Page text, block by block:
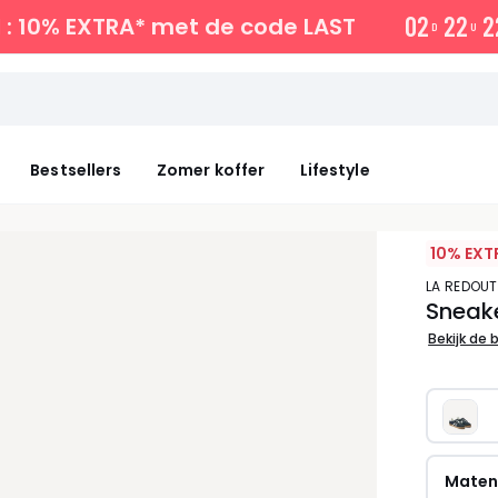
10% EXTRA* met de code LAST 02 D 22 U 2
Bestsellers Zomer koffer Lifestyle
10%
LA
Bekijk de
Maten